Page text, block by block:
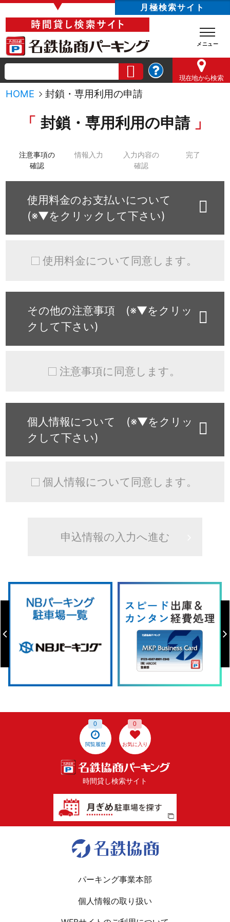
▼ 月極検索サイト
現在地から検索
HOME 封鎖・専用利用の申請
封鎖・専用利用の申請
注意事項の
確認
情報入力
入力内容の
確認
完了
使用料金のお支払いについて
(※▼をクリックして下さい)
使用料金について同意します。
その他の注意事項 (※▼をクリッ
クして下さい)
注意事項に同意します。
個人情報について (※▼をクリッ
クして下さい)
個人情報について同意します。
閲覧履歴
0
お気に入り
0
時間貸し検索サイト
パーキング事業本部
個人情報の取り扱い